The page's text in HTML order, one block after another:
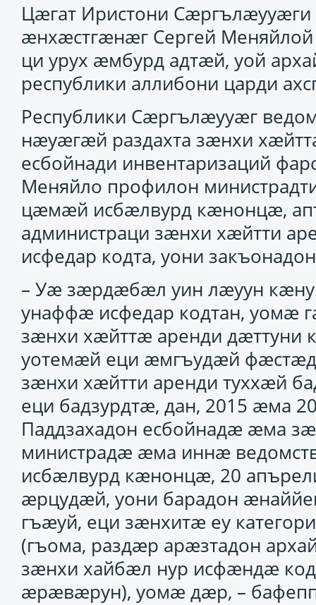
Цӕгат Иристони
ӕнхӕстгӕнӕг Сергей
ци урух ӕмбурд адтӕй, уой
республики аллибони царди
Республики Сӕргълӕууӕг
нӕуӕгӕй раздахта зӕнхи
есбойнади инвентаризаций
Меняйло профилон
цӕмӕй исбӕлвурд кӕнонцӕ,
администраци зӕнхи хӕйтти
исфедар кодта, уони
– Уӕ зӕрдӕбӕл уин лӕуун
унаффӕ исфедар кодтан,
зӕнхи хӕйттӕ аренди дӕттуни
уотемӕй еци ӕмгъудӕй
зӕнхи хӕйтти аренди туххӕй
еци бадзурдтӕ, дан, 2015 ӕма
Паддзахадон есбойнадӕ ӕма
министрадӕ ӕма иннӕ
исбӕлвурд кӕнонцӕ, 20
ӕрцудӕй, уони барадон
гъӕуй, еци зӕнхитӕ еу
(гъома, раздӕр арӕзтадон
зӕнхи хайбӕл нур исфӕндӕ
ӕрӕвӕрун), уомӕ дӕр, –